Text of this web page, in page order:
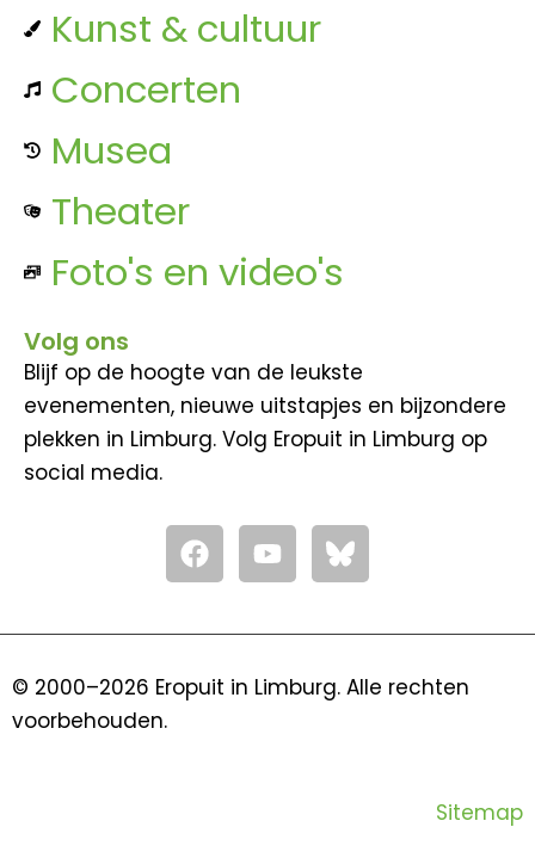
Kunst & cultuur
Concerten
Musea
Theater
Foto's en video's
Volg ons
Blijf op de hoogte van de leukste
evenementen, nieuwe uitstapjes en bijzondere
plekken in Limburg. Volg Eropuit in Limburg op
social media.
F
a
c
o
Y
o
u
b
© 2000–2026 Eropuit in Limburg. Alle rechten
voorbehouden.
Sitemap